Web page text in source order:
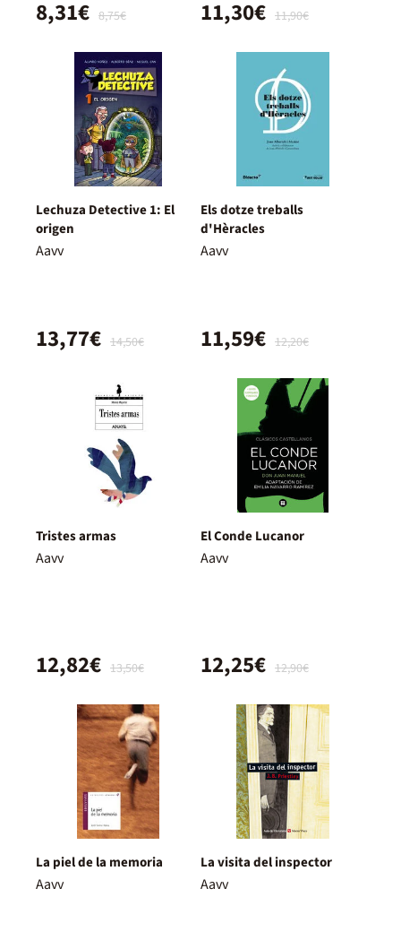
8,75€
8,31€ 11,90€
11,30€
Lechuza Detective 1: El
origen
Aavv
14,50€
13,77€
Els dotze treballs
d'Hèracles
Aavv
12,20€
11,59€
Tristes armas
Aavv
13,50€
12,82€
El Conde Lucanor
Aavv
12,90€
12,25€
La piel de la memoria
Aavv
La visita del inspector
Aavv